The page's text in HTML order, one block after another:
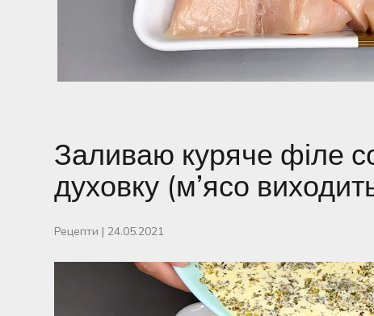
Заливаю куряче філе
духовку (м’ясо
Рецепти | 24.05.2021